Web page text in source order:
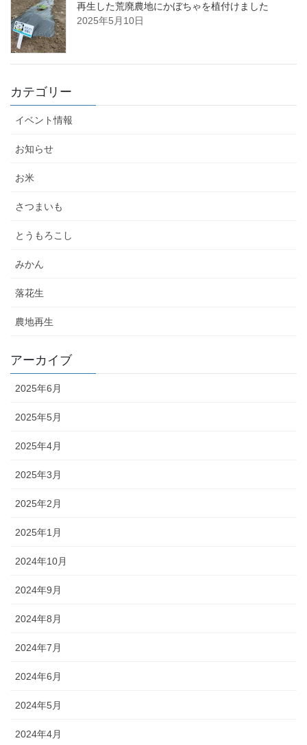
再生した荒廃農地にかぼちゃを植付けました
2025年5月10日
カテゴリー
イベント情報
お知らせ
お米
さつまいも
とうもろこし
みかん
落花生
農地再生
アーカイブ
2025年6月
2025年5月
2025年4月
2025年3月
2025年2月
2025年1月
2024年10月
2024年9月
2024年8月
2024年7月
2024年6月
2024年5月
2024年4月